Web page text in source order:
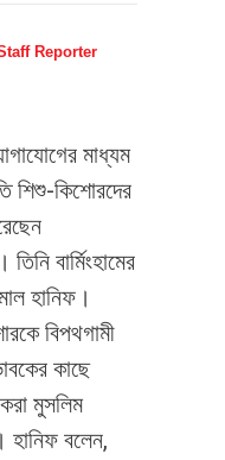
Reporter
মাধ্যম
শিশু-কিশোরদের
বার্মিংহামের
হানিফ।
বিপথগামী
কাছে
মুসলিম
হানিফ বলেন,